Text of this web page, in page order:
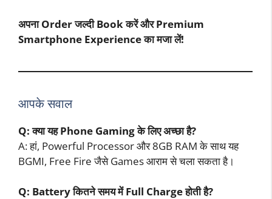
अपना Order जल्दी Book करें और Premium
Smartphone Experience का मजा लें!
आपके सवाल
Q: क्या यह Phone Gaming के लिए अच्छा है?
A: हां, Powerful Processor और 8GB RAM के साथ यह
BGMI, Free Fire जैसे Games आराम से चला सकता है।
Q: Battery कितने समय में Full Charge होती है?